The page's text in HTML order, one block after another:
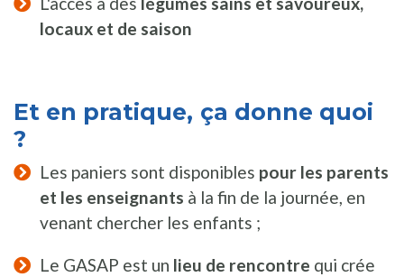
locaux et de saison
Et en pratique, ça donne quoi
?
Les paniers sont disponibles pour les parents
et les enseignants à la fin de la journée, en
venant chercher les enfants ;
Le GASAP est un lieu de rencontre qui crée